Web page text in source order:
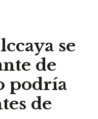
se
de
podría
de